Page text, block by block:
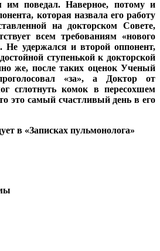
им поведал. Наверное, потому и
которая назвала его работу
на докторском Совете,
всем требованиям «нового
Не удержался и второй оппонент,
ступенькой к докторской
же, после таких оценок Ученый
«за», а Доктор от
сглотнуть комок в пересохшем
это самый счастливый день в его
в «Записках пульмонолога»